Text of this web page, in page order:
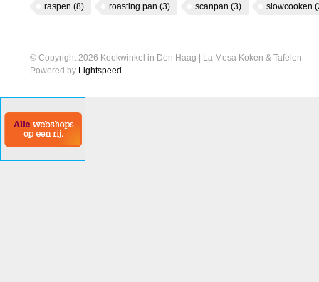
raspen (8) roasting pan (3) scanpan (3) slowcooken
© Copyright 2026 Kookwinkel in Den Haag | La Mesa Koken & Tafelen
Powered by Lightspeed